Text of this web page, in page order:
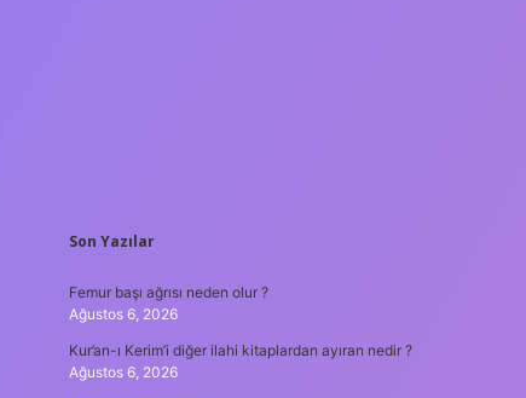
SIDEBAR
Son Yazılar
Femur başı ağrısı neden olur ?
Ağustos 6, 2026
Kur’an-ı Kerim’i diğer ilahi kitaplardan ayıran nedir ?
Ağustos 6, 2026